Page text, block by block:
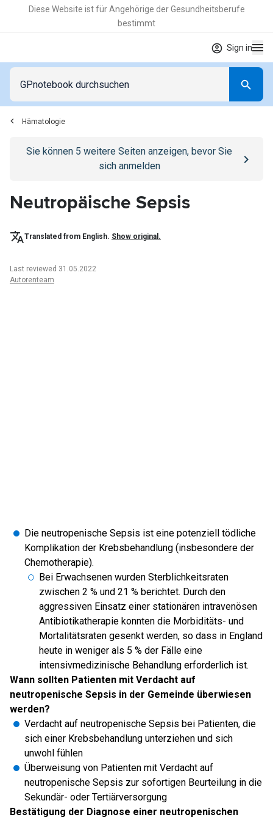
Diese Website ist für Angehörige der Gesundheitsberufe
bestimmt
Sign in
Hämatologie
Go to/anmeldenpage
Sie können 5 weitere Seiten anzeigen, bevor Sie
sich anmelden
Neutropäische Sepsis
Translated from English. Show original.
Last reviewed 31.05.2022
Autorenteam
Die neutropenische Sepsis ist eine potenziell tödliche
Komplikation der Krebsbehandlung (insbesondere der
Chemotherapie).
Bei Erwachsenen wurden Sterblichkeitsraten
zwischen 2 % und 21 % berichtet. Durch den
aggressiven Einsatz einer stationären intravenösen
Antibiotikatherapie konnten die Morbiditäts- und
Mortalitätsraten gesenkt werden, so dass in England
heute in weniger als 5 % der Fälle eine
intensivmedizinische Behandlung erforderlich ist.
Wann sollten Patienten mit Verdacht auf
neutropenische Sepsis in der Gemeinde überwiesen
werden?
Verdacht auf neutropenische Sepsis bei Patienten, die
sich einer Krebsbehandlung unterziehen und sich
unwohl fühlen
Überweisung von Patienten mit Verdacht auf
neutropenische Sepsis zur sofortigen Beurteilung in die
Sekundär- oder Tertiärversorgung
Bestätigung der Diagnose einer neutropenischen